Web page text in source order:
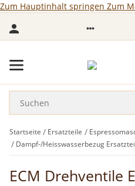
Zum Hauptinhalt springen Zum
Startseite Ersatzteile
Dampf-/Heisswasserbezug
ECM Drehventile